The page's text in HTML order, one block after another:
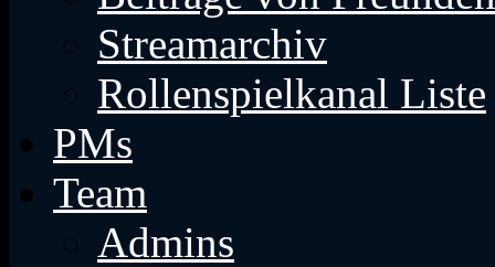
Streamarchiv
Rollenspielkanal Liste
PMs
Team
Admins